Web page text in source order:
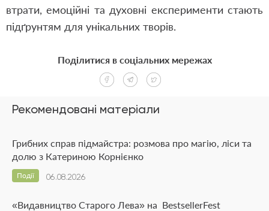
втрати, емоційні та духовні експерименти стають
підґрунтям для унікальних творів.
Рекомендовані матеріали
Грибних справ підмайстра: розмова про магію, ліси та
долю з Катериною Корнієнко
06.08.2026
Події
«Видавництво Старого Лева» на BestsellerFest
Поділитися в соціальних мережах